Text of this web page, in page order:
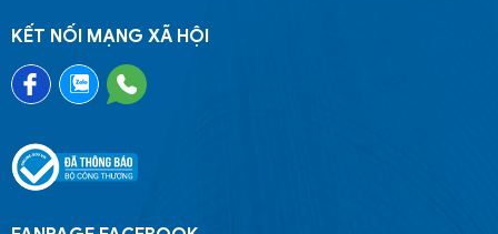
KẾT NỐI MẠNG XÃ HỘI